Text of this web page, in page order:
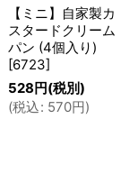
るトントンに
きます。
【ミニ】自家製カ
スタードクリーム
パン (4個入り)
[6723]
528 円(税別)
(税込: 570円)